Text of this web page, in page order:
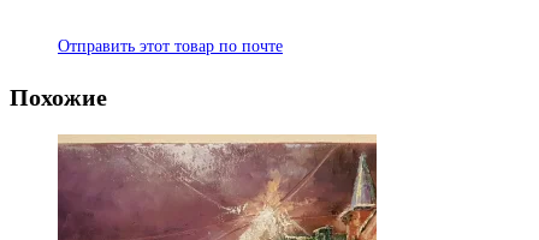
Отправить этот товар по почте
Похожие